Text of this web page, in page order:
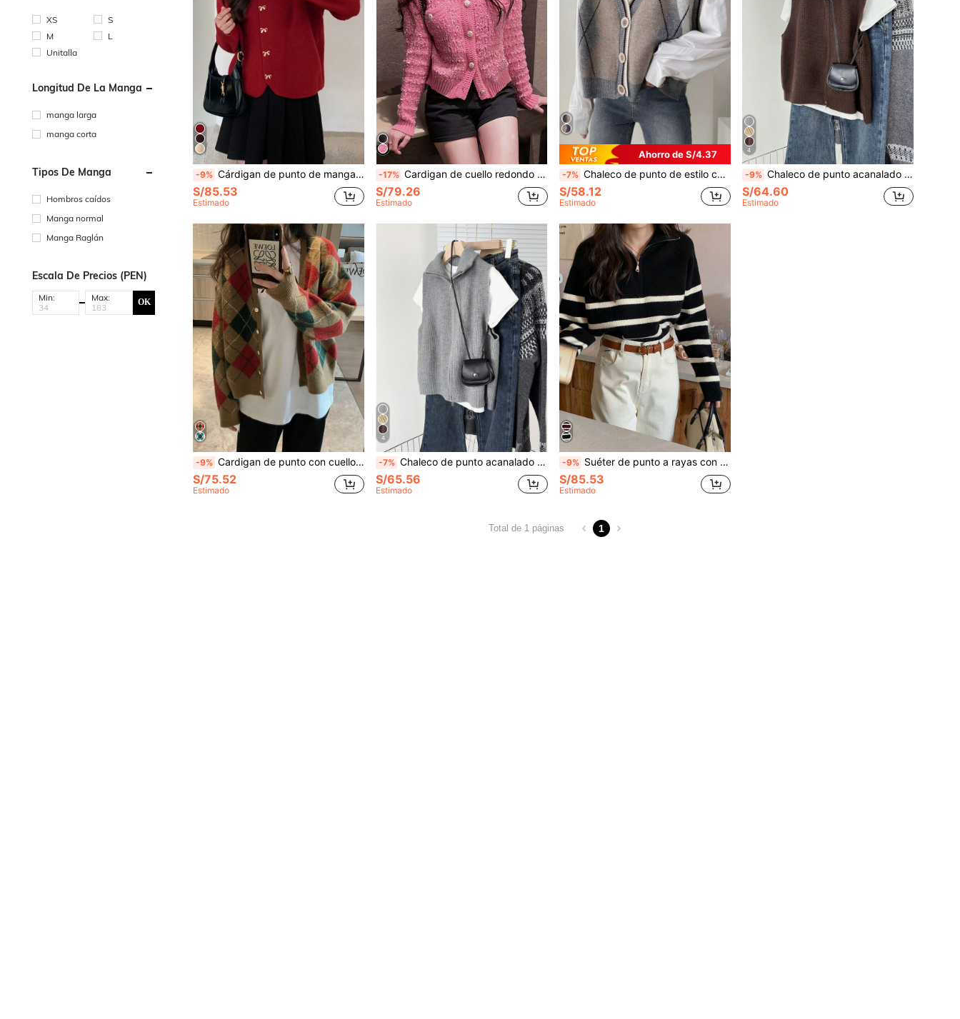
XS
S
M
L
Unitalla
Longitud De La Manga
manga larga
manga corta
Tipos De Manga
Hombros caídos
Manga normal
Manga Raglán
Escala De Precios (PEN)
Min: Max: OK
-9% Cárdigan de punto de manga larga elegante con cuello redondo, decoración de botones con lazo, corte holgado, casual, rojo, para otoño
S/85.53
Estimado
-17% Cardigan de cuello redondo con doble bolsillo estilo francés, mangas largas, casual, rosa, otoño
S/79.26
Estimado
Ahorro de S/4.37
-7% Chaleco de punto de estilo colegial vintage con contraste de color argyle (sin camisa)
S/58.12
Estimado
4
-9% Chaleco de punto acanalado nuevo para otoño/invierno, color café, sin mangas, doble cremallera, esencial para capas casuales de oficina, marrón otoñal
S/64.60
Estimado
-9% Cardigan de punto con cuello en V, estampado de cuadros de diamante vintage, manga larga, top casual de otoño
S/75.52
Estimado
4
-7% Chaleco de punto acanalado nuevo para otoño/invierno, color café, sin mangas, doble cremallera, esencial casual para capas de viaje en otoño
S/65.56
Estimado
-9% Suéter de punto a rayas con cremallera y manga larga para mujer, casual, otoño invierno, blusas de manga larga negras otoño
S/85.53
Estimado
Total de 1 páginas 1